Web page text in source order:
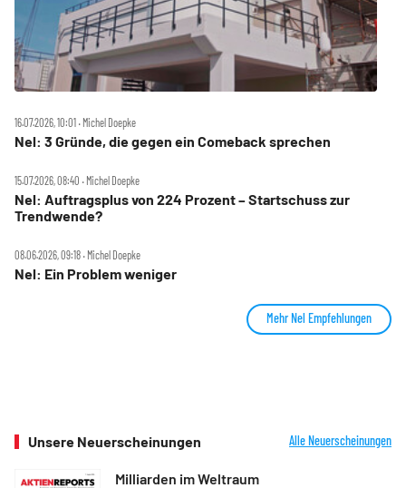
16.07.2026, 10:01 ‧ Michel Doepke
Nel: 3 Gründe, die gegen ein Comeback sprechen
15.07.2026, 08:40 ‧ Michel Doepke
Nel: Auftragsplus von 224 Prozent – Startschuss zur
Trendwende?
08.06.2026, 09:18 ‧ Michel Doepke
Nel: Ein Problem weniger
Mehr Nel Empfehlungen
Unsere Neuerscheinungen Alle Neuerscheinungen
Milliarden im Weltraum